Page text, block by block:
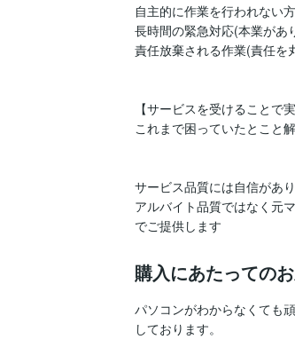
自主的に作業を行われない
長時間の緊急対応(本業があ
責任放棄される作業(責任を
【サービスを受けることで
これまで困っていたとこと
サービス品質には自信があ
アルバイト品質ではなく元
でご提供します
購入にあたっての
パソコンがわからなくても
しております。